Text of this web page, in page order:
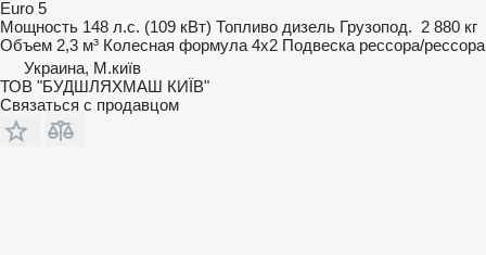
Euro 5
Мощность 148 л.с. (109 кВт) Топливо дизель Грузопод. 2 880 кг
Объем 2,3 м³ Колесная формула 4x2 Подвеска рессора/рессора
Украина, М.київ
ТОВ "БУДШЛЯХМАШ КИЇВ"
Связаться с продавцом